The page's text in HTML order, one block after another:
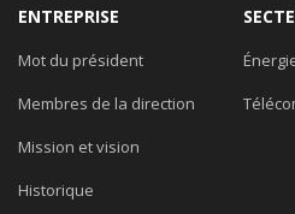
ENTREPRISE
Mot du président
Membres de la direction
Mission et vision
Historique